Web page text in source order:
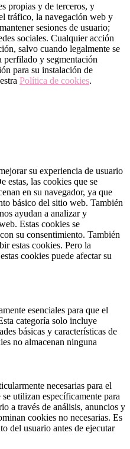
propias y de terceros, y
tráfico, la navegación web y
sesiones de usuario;
sociales. Cualquier acción
salvo cuando legalmente se
y segmentación
para su instalación de
Política de cookies.
su experiencia de usuario
estas, las cookies que se
en su navegador, ya que
básico del sitio web. También
ayudan a analizar y
Estas cookies se
su consentimiento. También
estas cookies. Pero la
cookies puede afectar su
esenciales para que el
categoría solo incluye
básicas y características de
no almacenan ninguna
necesarias para el
utilizan específicamente para
a través de análisis, anuncios y
cookies no necesarias. Es
del usuario antes de ejecutar